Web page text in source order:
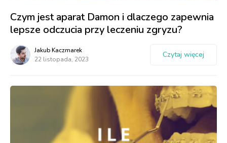
Czym jest aparat Damon i dlaczego zapewnia
lepsze odczucia przy leczeniu zgryzu?
Jakub Kaczmarek
22 listopada, 2023
Czytaj więcej